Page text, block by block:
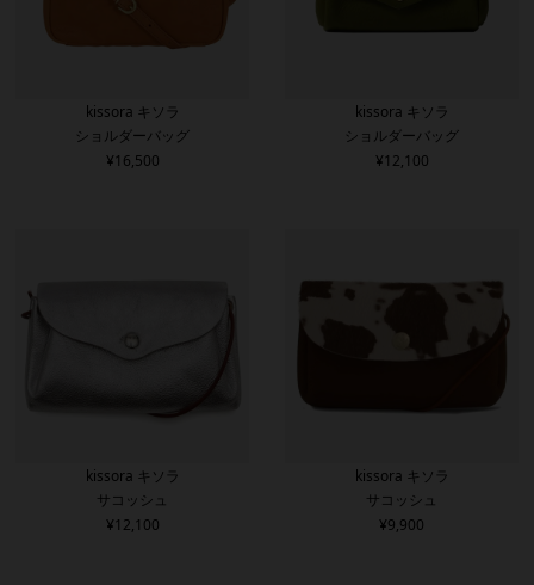
kissora キソラ
ショルダーバッグ
¥16,500
kissora キソラ
ショルダーバッグ
¥12,100
kissora キソラ
サコッシュ
¥12,100
kissora キソラ
サコッシュ
¥9,900